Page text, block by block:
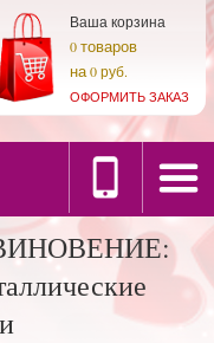
Ваша корзина
0товаров
на0 руб.
ОФОРМИТЬ ЗАКАЗ